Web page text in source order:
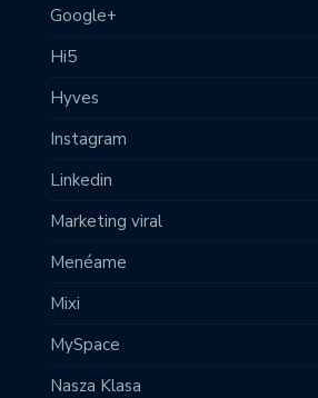
Google+
Hi5
Hyves
Instagram
Linkedin
Marketing viral
Menéame
Mixi
MySpace
Nasza Klasa